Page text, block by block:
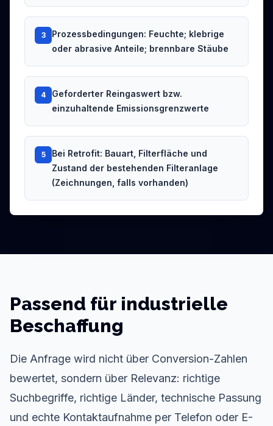
3
Prozessbedingungen: Feuchte; klebrige
oder abrasive Anteile; brennbare Stäube
4
Geforderter Reingaswert bzw.
einzuhaltende Emissionsgrenzwerte
5
Bei Retrofit: Bauart, Filterfläche und
Zustand der bestehenden Filteranlage
(Zeichnungen, falls vorhanden)
Passend für industrielle
Beschaffung
Die Anfrage wird nicht über Conversion-Zahlen
bewertet, sondern über Relevanz: richtige
Suchbegriffe, richtige Länder, technische Passung
und echte Kontaktaufnahme per Telefon oder E-